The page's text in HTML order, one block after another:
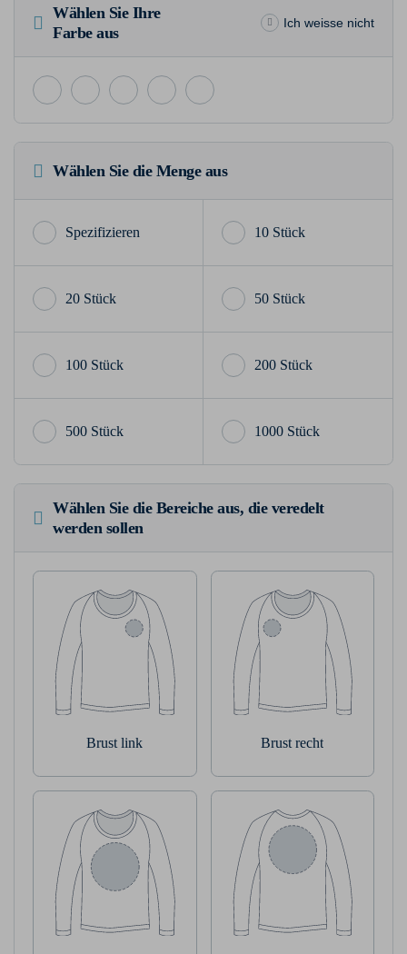
Wählen Sie Ihre
Farbe aus
Ich weisse nicht
Wählen Sie die Menge aus
10 Stück
20 Stück 50 Stück
100 Stück 200 Stück
500 Stück 1000 Stück
Wählen Sie die Bereiche aus, die veredelt
werden sollen
Brust link Brust recht